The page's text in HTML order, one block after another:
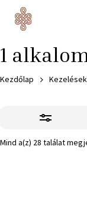
content
1
Kezdőlap
Mind a(z) 28 találat